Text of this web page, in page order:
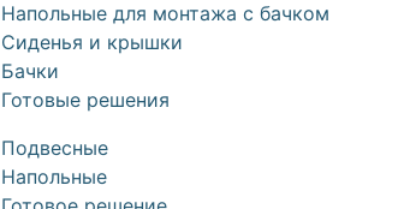
Напольные для монтажа с бачком
Сиденья и крышки
Бачки
Готовые решения
Подвесные
Напольные